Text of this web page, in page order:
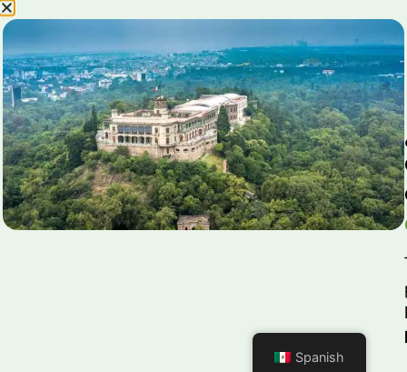
Nuestra Causa
Productos con Causa
Blog
Voluntariado Chapultepec
Aliados
Legales
Prensa
Aviso de Privacidad
Spanish